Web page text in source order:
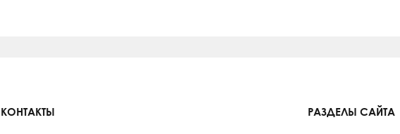
КОНТАКТЫ РАЗДЕЛЫ САЙТА